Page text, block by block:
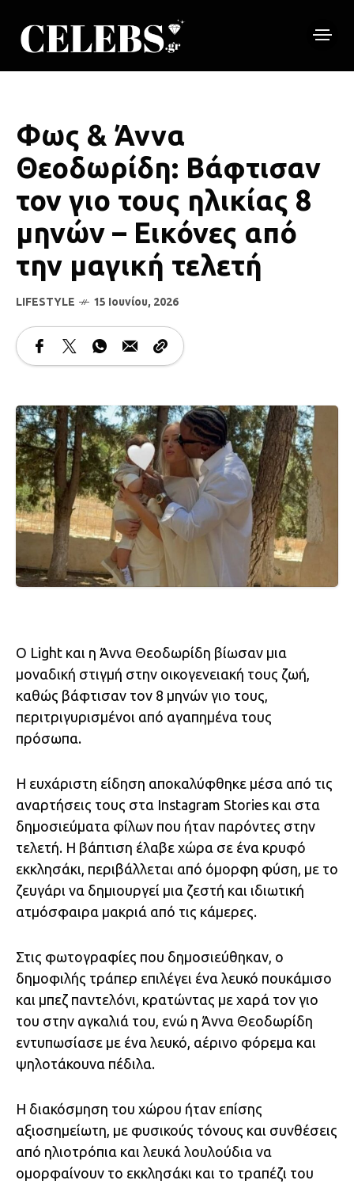
Φως & Άννα
Θεοδωρίδη: Βάφτισαν
τον γιο τους ηλικίας 8
μηνών – Εικόνες από
την μαγική τελετή
LIFESTYLE 15 Ιουνίου, 2026
Ο Light και η Άννα Θεοδωρίδη βίωσαν μια
μοναδική στιγμή στην οικογενειακή τους ζωή,
καθώς βάφτισαν τον 8 μηνών γιο τους,
περιτριγυρισμένοι από αγαπημένα τους
πρόσωπα.
Η ευχάριστη είδηση αποκαλύφθηκε μέσα από τις
αναρτήσεις τους στα Instagram Stories και στα
δημοσιεύματα φίλων που ήταν παρόντες στην
τελετή. Η βάπτιση έλαβε χώρα σε ένα κρυφό
εκκλησάκι, περιβάλλεται από όμορφη φύση, με το
ζευγάρι να δημιουργεί μια ζεστή και ιδιωτική
ατμόσφαιρα μακριά από τις κάμερες.
Στις φωτογραφίες που δημοσιεύθηκαν, ο
δημοφιλής τράπερ επιλέγει ένα λευκό πουκάμισο
και μπεζ παντελόνι, κρατώντας με χαρά τον γιο
του στην αγκαλιά του, ενώ η Άννα Θεοδωρίδη
εντυπωσίασε με ένα λευκό, αέρινο φόρεμα και
ψηλοτάκουνα πέδιλα.
Η διακόσμηση του χώρου ήταν επίσης
αξιοσημείωτη, με φυσικούς τόνους και συνθέσεις
από ηλιοτρόπια και λευκά λουλούδια να
ομορφαίνουν το εκκλησάκι και το τραπέζι του